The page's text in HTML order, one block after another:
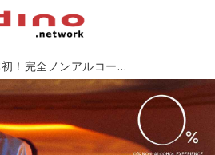
日本初！完全ノンアルコールBAR「0%」がオープン。"ゼロになる"新体験を。